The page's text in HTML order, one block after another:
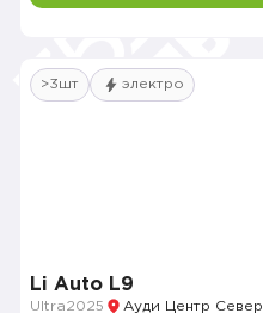
>3шт электро
Li Auto L9
Ultra2025 Ауди Центр Север